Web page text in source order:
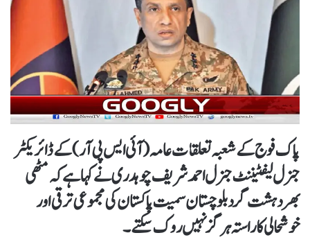
پاک فوج کے شعبہ تعلقات عامہ (آئی ایس پی آر) کے ڈائریکٹر
جنرل لیفٹیننٹ جنرل احمد شریف چوہدری نے کہا ہے کہ مٹھی
بھر دہشت گرد بلوچستان سمیت پاکستان کی مجموعی ترقی اور
خوشحالی کا راستہ ہرگز نہیں روک سکتے۔